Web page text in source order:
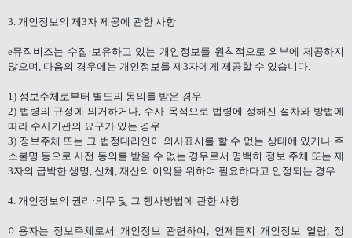
3. 개인정보의 제3자 제공에 관한 사항
e뮤직비즈는 수집·보유하고 있는 개인정보를 원칙적으로 외부에 제공하지
않으며, 다음의 경우에는 개인정보를 제3자에게 제공할 수 있습니다.
1) 정보주체로부터 별도의 동의를 받은 경우
2) 법령의 규정에 의거하거나, 수사 목적으로 법령에 정해진 절차와 방법에
따라 수사기관의 요구가 있는 경우
3) 정보주체 또는 그 법정대리인이 의사표시를 할 수 없는 상태에 있거나 주
소불명 등으로 사전 동의를 받을 수 없는 경우로서 명백히 정보 주체 또는 제
3자의 급박한 생명, 신체, 재산의 이익을 위하여 필요하다고 인정되는 경우
4. 개인정보의 권리·의무 및 그 행사방법에 관한 사항
이용자는 정보주체로서 개인정보 관련하여, 언제든지 개인정보 열람, 정